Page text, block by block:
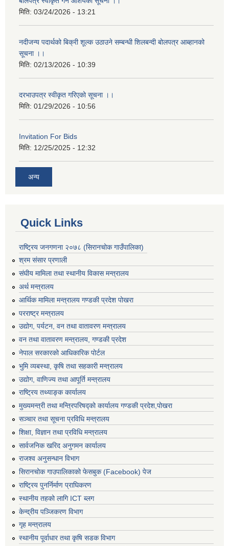
मिति: 03/24/2026 - 13:21
नदीजन्य पदार्थको बिक्री शूल्क उठाउने सम्बन्धी शिलबन्दी बोलपत्र आब्हानको
सूचना ।।
मिति: 02/13/2026 - 10:39
दरभाउपत्र स्वीकृत गरिएको सूचना ।।
मिति: 01/29/2026 - 10:56
Invitation For Bids
मिति: 12/25/2025 - 12:32
अन्य
Quick Links
राष्ट्रिय जनगणना २०७८ (सिरानचोक गाउँपालिका)
श्रम संसार प्रणाली
संघीय मामिला तथा स्थानीय विकास मन्त्रालय
अर्थ मन्त्रालय
आर्थिक मामिला मन्त्रालय गण्डकी प्रदेश पोखरा
परराष्ट्र मन्त्रालय
उद्योग, पर्यटन, वन तथा वातावरण मन्त्रालय
वन तथा वातावरण मन्त्रालय, गण्डकी प्रदेश
नेपाल सरकारको आधिकारिक पोर्टल
भुमि व्यबस्था, कृषि तथा सहकारी मन्त्रालय
उद्योग, वाणिज्य तथा आपूर्ति मन्त्रालय
राष्ट्रिय तथ्याङ्क कार्यालय
मुख्यमन्त्री तथा मन्त्रिपरिषद्को कार्यालय गण्डकी प्रदेश,पोखरा
सञ्‍चार तथा सूचना प्रविधि मन्त्रालय
शिक्षा, विज्ञान तथा प्रविधि मन्त्रालय
सार्वजनिक खरिद अनुगमन कार्यालय
राजश्व अनुसन्धान विभाग
सिरानचोक गाउपालिकाको फेसबुक (Facebook) पेज
राष्ट्रिय पुनर्निर्माण प्राघिकरण
स्थानीय तहको लागि ICT ब्लग
केन्द्रीय पञ्जिकरण विभाग
गृह मन्त्रालय
स्थानीय पूर्वाधार तथा कृषि सडक विभाग